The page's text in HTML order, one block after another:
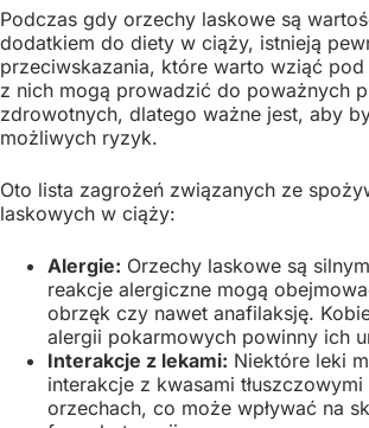
Podczas gdy orzechy laskowe są
dodatkiem do diety w ciąży, istnieją
przeciwskazania, które warto wziąć
z nich mogą prowadzić do poważnych
zdrowotnych, dlatego ważne jest, aby
możliwych ryzyk.
Oto lista zagrożeń związanych ze
laskowych w ciąży:
Alergie: Orzechy laskowe są
reakcje alergiczne mogą
obrzęk czy nawet anafilaksję.
alergii pokarmowych powinny ich
Interakcje z lekami: Niektóre leki
interakcje z kwasami
orzechach, co może wpływać na